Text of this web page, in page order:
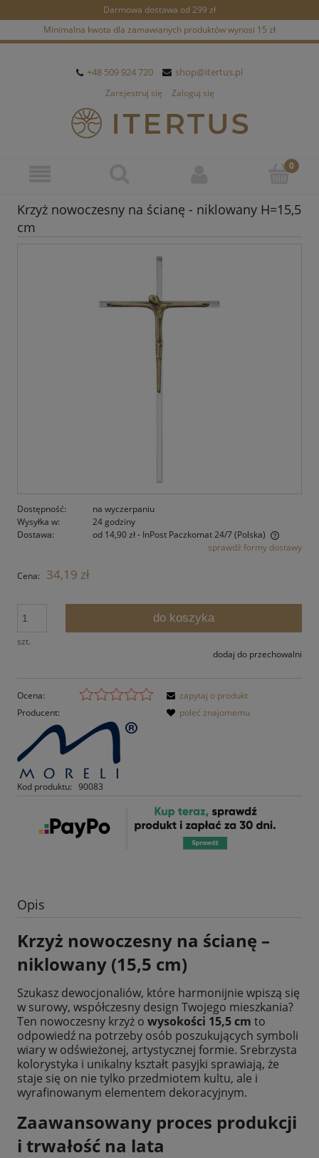
Darmowa dostawa od 299 zł
Minimalna kwota dla zamawianych produktów wynosi 15 zł
+48 509 924 720 shop@itertus.pl
Zarejestruj się Zaloguj się
Krzyż nowoczesny na ścianę - niklowany H=15,5
cm
Dostępność:
na wyczerpaniu
Wysyłka w:
24 godziny
Dostawa:
od 14,90 zł- InPost Paczkomat 24/7(Polska)
Cena nie zawiera ewentualnych kosztów płatnościsprawdź formy dostawy
Cena: 34,19 zł
szt.
do koszyka
dodaj do przechowalni
Ocena:
Producent:
Kod produktu: 90083
zapytaj o produkt
poleć znajomemu
Opis
Krzyż nowoczesny na ścianę –
niklowany (15,5 cm)
Szukasz dewocjonaliów, które harmonijnie wpiszą się
w surowy, współczesny design Twojego mieszkania?
Ten nowoczesny krzyż o wysokości 15,5 cm to
odpowiedź na potrzeby osób poszukujących symboli
wiary w odświeżonej, artystycznej formie. Srebrzysta
kolorystyka i unikalny kształt pasyjki sprawiają, że
staje się on nie tylko przedmiotem kultu, ale i
wyrafinowanym elementem dekoracyjnym.
Zaawansowany proces produkcji
i trwałość na lata